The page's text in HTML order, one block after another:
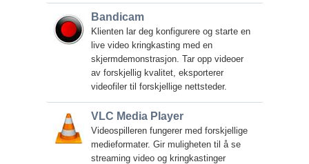
Bandicam
Klienten lar deg konfigurere og starte en
live video kringkasting med en
skjermdemonstrasjon. Tar opp videoer
av forskjellig kvalitet, eksporterer
videofiler til forskjellige nettsteder.
VLC Media Player
Videospilleren fungerer med forskjellige
medieformater. Gir muligheten til å se
streaming video og kringkastinger